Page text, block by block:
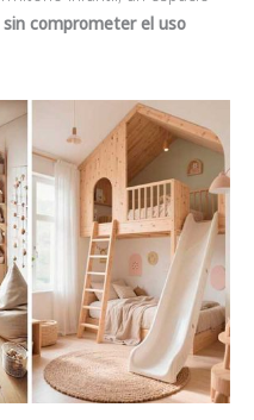
sin comprometer el uso